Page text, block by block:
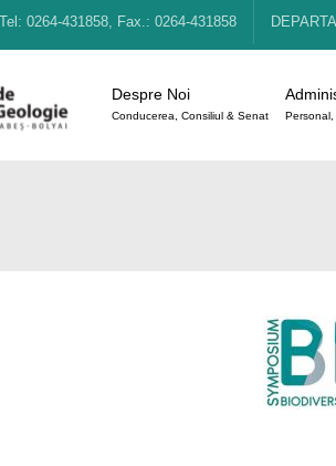
Tel: 0264-431858, Fax.: 0264-431858
Despre Noi
Conducerea, Consiliul & Senat Personal,